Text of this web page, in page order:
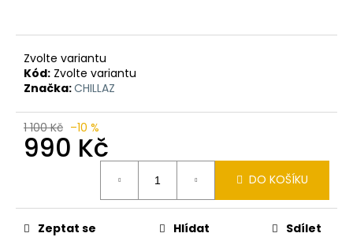
Zvolte variantu
Kód: Zvolte variantu
Značka:CHILLAZ
1 100 Kč –10 %
990 Kč
DO KOŠÍKU
Zeptat se Hlídat Sdílet
o
u
č
u